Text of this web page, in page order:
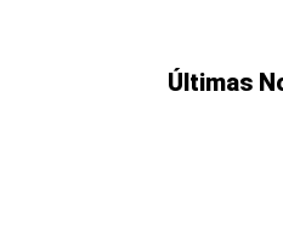
Últimas